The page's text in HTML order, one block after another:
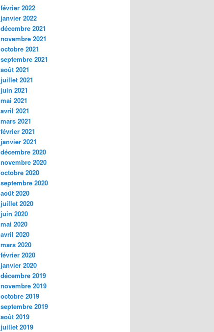
février 2022
janvier 2022
décembre 2021
novembre 2021
octobre 2021
septembre 2021
août 2021
juillet 2021
juin 2021
mai 2021
avril 2021
mars 2021
février 2021
janvier 2021
décembre 2020
novembre 2020
octobre 2020
septembre 2020
août 2020
juillet 2020
juin 2020
mai 2020
avril 2020
mars 2020
février 2020
janvier 2020
décembre 2019
novembre 2019
octobre 2019
septembre 2019
août 2019
juillet 2019